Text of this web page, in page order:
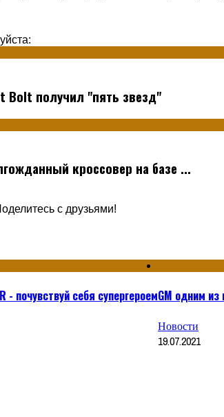
Bolt получил "пять звезд"
кроссовер на базе ...
с друзьями!
- почувствуй себя супергероемGM одним из
Новости
19.07.2021